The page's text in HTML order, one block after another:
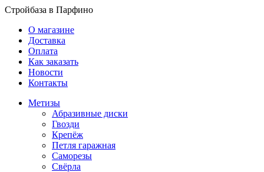
Стройбаза в Парфино
О магазине
Доставка
Оплата
Как заказать
Новости
Контакты
Метизы
Абразивные диски
Гвозди
Крепёж
Петля гаражная
Саморезы
Свёрла